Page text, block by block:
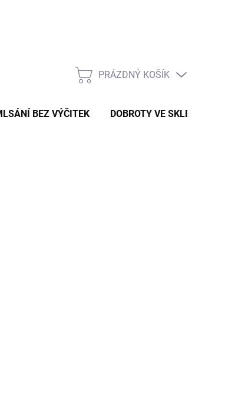
NÁKUPNÍ
PRÁZDNÝ KOŠÍK
BEZ VÝČITEK DOBROTY VE SKLE